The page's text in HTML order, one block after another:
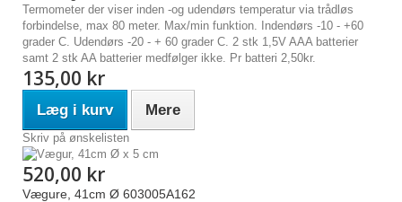
Termometer der viser inden -og udendørs temperatur via trådløs
forbindelse, max 80 meter. Max/min funktion. Indendørs -10 - +60
grader C. Udendørs -20 - + 60 grader C. 2 stk 1,5V AAA batterier
samt 2 stk AA batterier medfølger ikke. Pr batteri 2,50kr.
135,00 kr
Læg i kurv Mere
Skriv på ønskelisten
520,00 kr
Vægure, 41cm Ø 603005A162